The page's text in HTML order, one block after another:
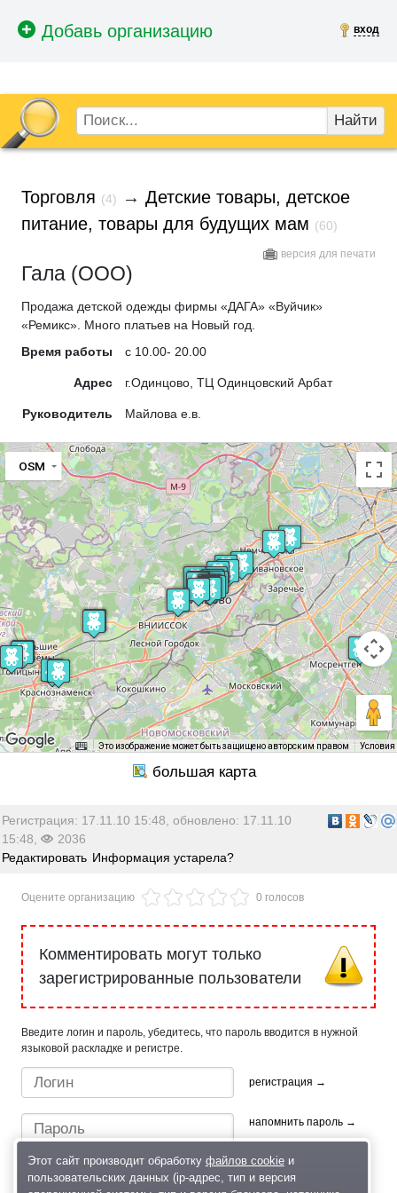
вход
Найти
Торговля (4) → Детские товары, детское
питание, товары для будущих мам (60)
версия для печати
Гала (ООО)
Продажа детской одежды фирмы «ДАГА» «Вуйчик»
«Ремикс». Много платьев на Новый год.
Время работы
c 10.00- 20.00
Адрес г.Одинцово, ТЦ Одинцовский Арбат
Руководитель Майлова е.в.
OSM
Это изображение может быть защищено авторским правом Условия
Регистрация: 17.11.10 15:48, обновлено: 17.11.10
15:48,
2036
Редактировать Информация устарела?
Оцените организацию 0 голосов
Комментировать могут только
зарегистрированные пользователи
Введите логин и пароль, убедитесь, что пароль вводится в нужной
языковой раскладке и регистре.
регистрация →
напомнить пароль →
Этот сайт производит обработку файлов cookieи
пользовательских данных (ip-адрес, тип и версия